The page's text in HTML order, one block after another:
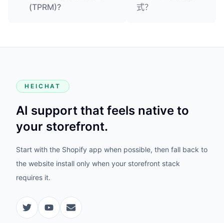
(TPRM)?
式？
HEICHAT
AI support that feels native to
your storefront.
Start with the Shopify app when possible, then fall back to
the website install only when your storefront stack
requires it.